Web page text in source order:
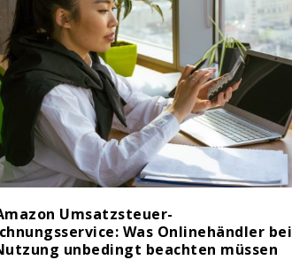
Umsatzsteuer-
Was Onlinehändler bei
unbedingt beachten müssen